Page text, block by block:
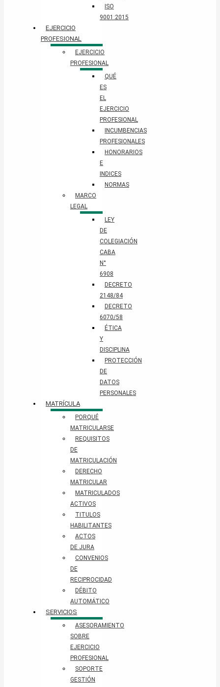
ISO
9001:2015
EJERCICIO
PROFESIONAL
EJERCICIO
PROFESIONAL
QUÉ
ES
EL
EJERCICIO
PROFESIONAL
INCUMBENCIAS
PROFESIONALES
HONORARIOS
E
INDICES
NORMAS
MARCO
LEGAL
LEY
DE
COLEGIACIÓN
CABA
N°
6908
DECRETO
2148/84
DECRETO
6070/58
ÉTICA
Y
DISCIPLINA
PROTECCIÓN
DE
DATOS
PERSONALES​
MATRÍCULA
PORQUÉ
MATRICULARSE
REQUISITOS
DE
MATRICULACIÓN
DERECHO
MATRICULAR
MATRICULADOS
ACTIVOS
TITULOS
HABILITANTES
ACTOS
DE JURA
CONVENIOS
DE
RECIPROCIDAD
DÉBITO
AUTOMÁTICO
SERVICIOS
ASESORAMIENTO
SOBRE
EJERCICIO
PROFESIONAL
SOPORTE
GESTIÓN